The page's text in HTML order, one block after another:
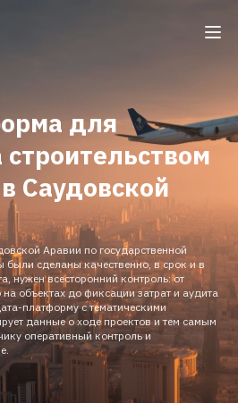
для
строительством
Саудовской
Аравии по государственной
были сделаны качественно, в срок и в
нужен всесторонний контроль: от
объектах до фиксации затрат и аудита
платформу с тематическими
данные о ходе проектов и тем самым
оперативный контроль и